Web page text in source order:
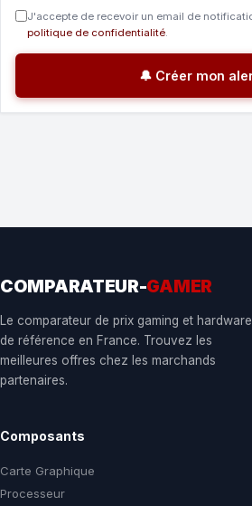
J'accepte de recevoir un email de
politique de confidentialité.
🔔 Créer mon
COMPARATEUR-GAMER
Le comparateur de prix gaming et hardware
de référence en France. Trouvez les
meilleures offres chez les marchands
partenaires.
Composants
Carte Graphique
Processeur